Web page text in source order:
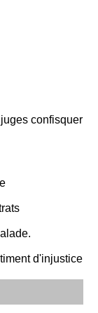
confisquer
d'injustice